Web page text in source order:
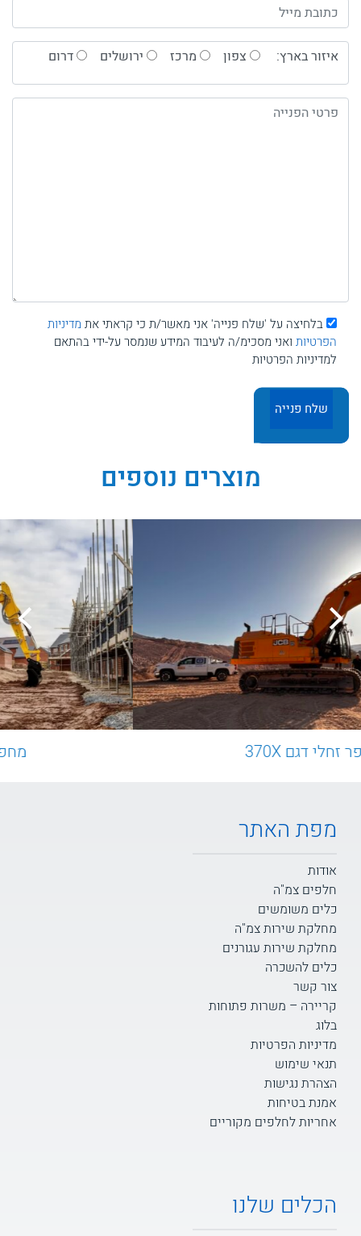
איזור בארץ: צפון מרכז ירושלים דרום
בלחיצה על 'שלח פנייה' אני מאשר/ת כי קראתי את מדיניות
הפרטיות ואני מסכימ/ה לעיבוד המידע שנמסר על-ידי בהתאם
למדיניות הפרטיות
מוצרים נוספים
מחפר זחלי דגם 370X
מפת האתר
אודות
חלפים צמ"ה
כלים משומשים
מחלקת שירות צמ"ה
מחלקת שירות עגורנים
כלים להשכרה
צור קשר
קריירה – משרות פתוחות
בלוג
מדיניות הפרטיות
תנאי שימוש
הצהרת נגישות
אמנת בטיחות
אחריות לחלפים מקוריים
הכלים שלנו